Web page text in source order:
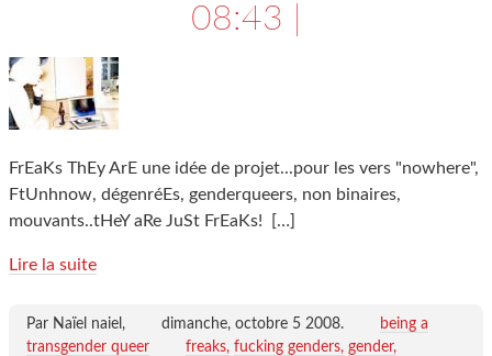
08:43 |
FrEaKs ThEy ArE une idée de projet...pour les vers "nowhere",
FtUnhnow, dégenréEs, genderqueers, non binaires,
mouvants..tHeY aRe JuSt FrEaKs!
[…]
Lire la suite
Par Naïel naiel, dimanche, octobre 5 2008.
being a
transgender queer
freaks fucking genders gender